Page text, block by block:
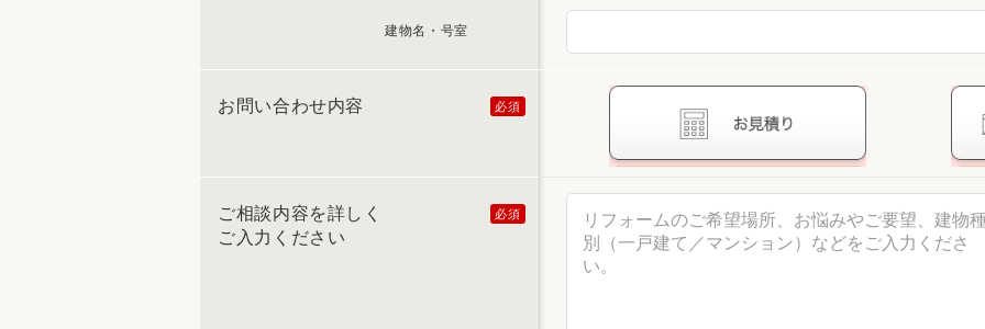
建物名・号室
お問い合わせ内容
ご相談内容を詳しく
ご入力ください